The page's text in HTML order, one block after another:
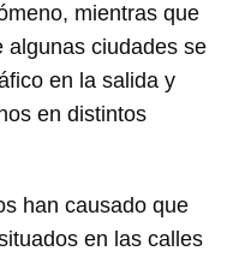
mientras que
algunas ciudades se
en la salida y
en distintos
han causado que
en las calles